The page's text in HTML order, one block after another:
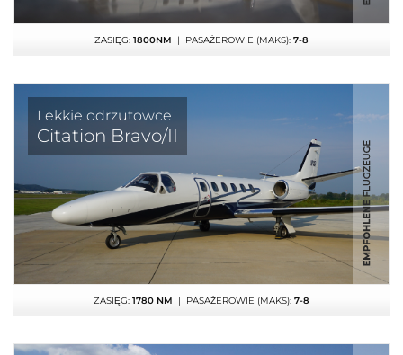
ZASIĘG: 1800NM | PASAŻEROWIE (MAKS): 7-8
Lekkie odrzutowce
Citation Bravo/II
ZASIĘG: 1780 NM | PASAŻEROWIE (MAKS): 7-8